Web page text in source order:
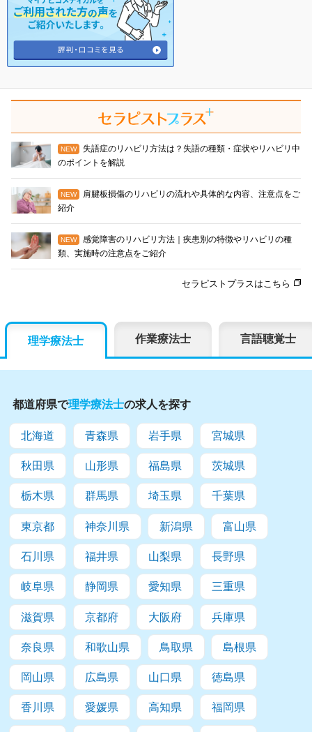
失語症のリハビリ方法は？失語の種類・症状やリハビリ中
のポイントを解説
肩腱板損傷のリハビリの流れや具体的な内容、注意点をご
紹介
感覚障害のリハビリ方法｜疾患別の特徴やリハビリの種
類、実施時の注意点をご紹介
セラピストプラスはこちら
理学療法士 作業療法士 言語聴覚士
都道府県で理学療法士の求人を探す
北海道 青森県 岩手県 宮城県
秋田県 山形県 福島県 茨城県
栃木県 群馬県 埼玉県 千葉県
東京都 神奈川県 新潟県 富山県
石川県 福井県 山梨県 長野県
岐阜県 静岡県 愛知県 三重県
滋賀県 京都府 大阪府 兵庫県
奈良県 和歌山県 鳥取県 島根県
岡山県 広島県 山口県 徳島県
香川県 愛媛県 高知県 福岡県